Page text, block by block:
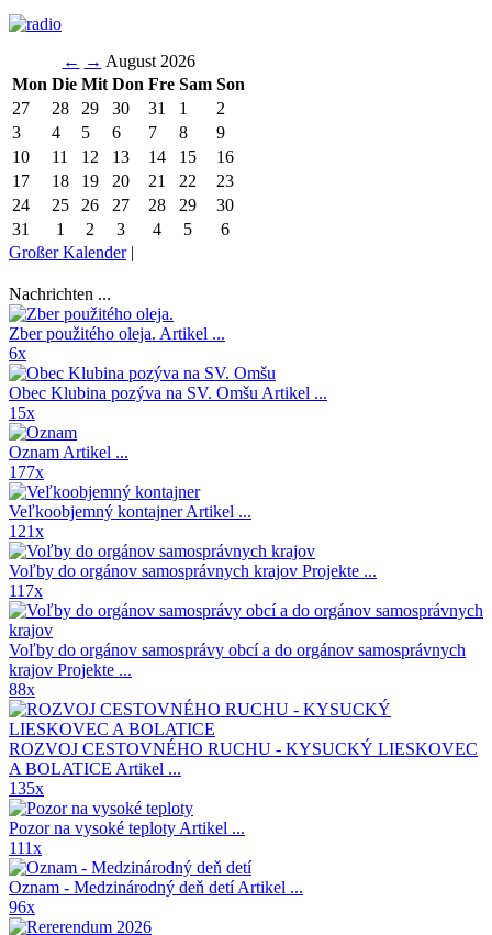
← → August 2026
Mon Die Mit Don Fre Sam Son
27
28 29 30 31 1
2
3
4 5 6 7 8
9
10
11 12 13 14 15
16
17
18 19 20 21 22
23
24
25 26 27 28 29
30
31
1 2 3 4 5
6
Großer Kalender|
Nachrichten ...
Zber použitého oleja. Artikel ...
6x
Obec Klubina pozýva na SV. Omšu Artikel ...
15x
Oznam Artikel ...
177x
Veľkoobjemný kontajnerArtikel ...
121x
Voľby do orgánov samosprávnych krajov Projekte ...
117x
Voľby do orgánov samosprávy obcí a do orgánov samosprávnych
krajov Projekte ...
88x
ROZVOJ CESTOVNÉHO RUCHU - KYSUCKÝ LIESKOVEC
A BOLATICE Artikel ...
135x
Pozor na vysoké teploty Artikel ...
111x
Oznam - Medzinárodný deň detíArtikel ...
96x